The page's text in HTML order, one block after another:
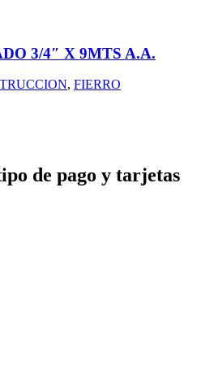
3/4″ X 9MTS A.A.
, FIERRO
de pago y tarjetas